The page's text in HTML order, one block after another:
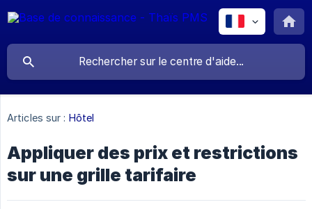
Articles sur : Hôtel
Appliquer des prix et restrictions
sur une grille tarifaire